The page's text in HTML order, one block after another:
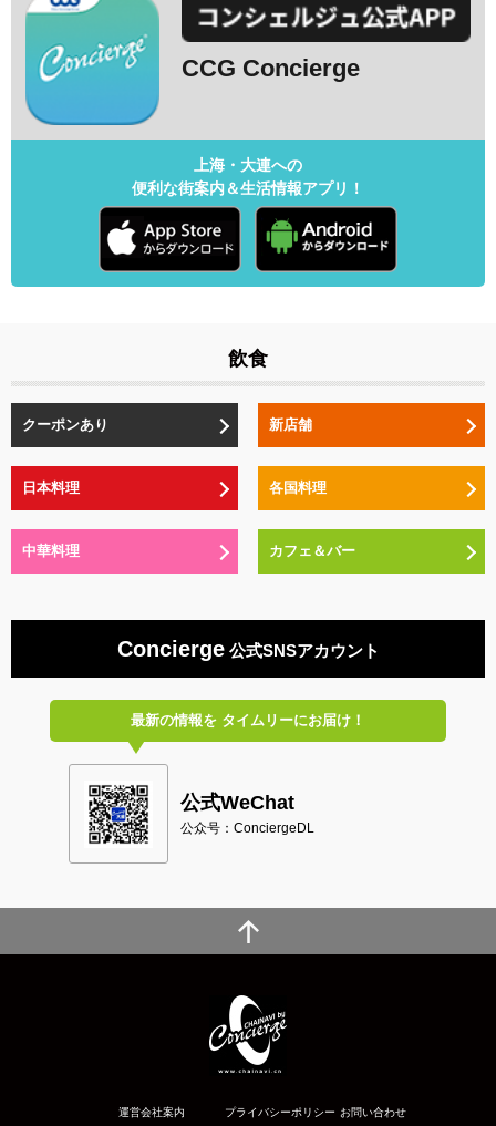
CCG Concierge
上海・大連への
便利な街案内＆生活情報アプリ！
飲食
クーポンあり 新店舗
日本料理 各国料理
中華料理 カフェ＆バー
Concierge公式SNSアカウント
最新の情報をタイムリーにお届け！
公式WeChat
公众号：ConciergeDL
運営会社案内 プライバシーポリシー お問い合わせ